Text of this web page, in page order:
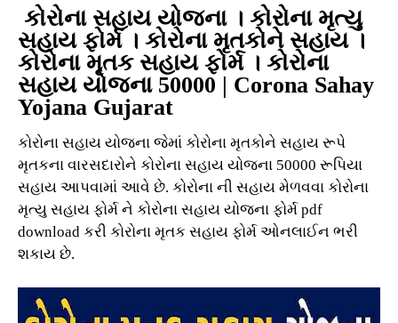
કોરોના સહાય યોજના । કોરોના મૃત્યુ
સહાય ફોર્મ । કોરોના મૃતકોને સહાય ।
કોરોના મૃતક સહાય ફોર્મ । કોરોના
સહાય યોજના 50000 | Corona Sahay
Yojana Gujarat
કોરોના સહાય યોજના જેમાં કોરોના મૃતકોને સહાય રૂપે
મૃતકના વારસદારોને કોરોના સહાય યોજના 50000 રૂપિયા
સહાય આપવામાં આવે છે. કોરોના ની સહાય મેળવવા કોરોના
મૃત્યુ સહાય ફોર્મ ને કોરોના સહાય યોજના ફોર્મ pdf
download કરી કોરોના મૃતક સહાય ફોર્મ ઓનલાઈન ભરી
શકાય છે.